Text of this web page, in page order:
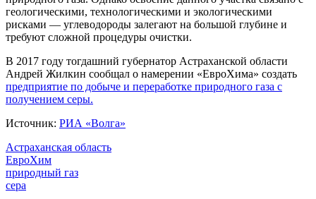
геологическими, технологическими и экологическими
рисками — углеводороды залегают на большой глубине и
требуют сложной процедуры очистки.
В 2017 году тогдашний губернатор Астраханской области
Андрей Жилкин сообщал о намерении «ЕвроХима» создать
предприятие по добыче и переработке природного газа с
получением серы.
Источник: РИА «Волга»
Астраханская область
ЕвроХим
природный газ
сера